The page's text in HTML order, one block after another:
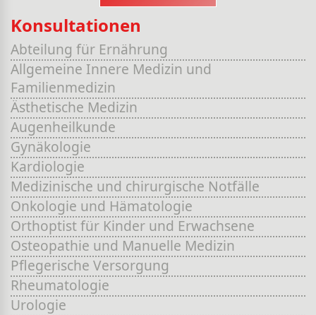
Konsultationen
Abteilung für Ernährung
Allgemeine Innere Medizin und
Familienmedizin
Ästhetische Medizin
Augenheilkunde
Gynäkologie
Kardiologie
Medizinische und chirurgische Notfälle
Onkologie und Hämatologie
Orthoptist für Kinder und Erwachsene
Osteopathie und Manuelle Medizin
Pflegerische Versorgung
Rheumatologie
Urologie